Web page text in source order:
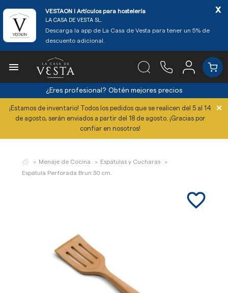
VESTAON l Artículos para hostelería
LA CASA DE VESTA SL.
Descarga la app de La Casa de Vesta para tener un 5% de
descuento adicional.
x

¿Eres profesional? Obtén mejores precios
¡Estamos de inventario! Todos los pedidos que se realicen del 5 al 14
de agosto, serán enviados a partir del 18 de agosto. ¡Gracias por
confiar en nosotros!
×
Menaje de Cocina
Espátulas y Cucharas
Espátula Perforada Brun 30 cm.
favorite_border